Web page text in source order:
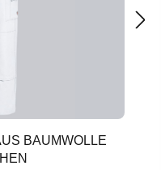
BAUMWOLLE